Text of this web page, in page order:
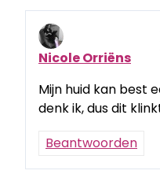
Nicole Orriëns
Mijn huid kan best
denk ik, dus dit
Beantwoorden